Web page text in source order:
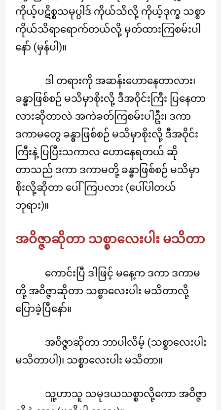
ကိုယ့်ပဋိစ္စသမုပ္ပါဒ် ကိုယ်သိလို့ ကိုယ့်ဒုက္ခ သစ္စာ
ကိုယ်သိရာရောက်တယ်လို့ မှတ်ထားကြစမ်းပါ
နော် (မှန်ပါ)။
ဒါ တရားကို အဆန်းဟောနေတာလား၊
ခန္ဓာဖြစ်စဉ် မသိမှာစိုးလို့ ဒီအဝိုင်းကြီး ပြနေတာ
လားဆိုတာလဲ အကဲခတ်ကြစမ်းပါဦး၊ ဒကာ
ဒကာမတွေ ခန္ဓာဖြစ်စဉ် မသိမှာစိုးလို့ ဒီအဝိုင်း
ကြီးနဲ့ ပြပြီးသကာလ ဟောနေရတယ် ဆို
တာသည် ဒကာ ဒကာမတို့ ခန္ဓာဖြစ်စဉ် မသိမှာ
စိုးလို့ဆိုတာ ပေါ်ကြပလား (ပေါ်ပါတယ်
ဘုရား)။
အဝိဇ္ဇာဆိုတာ သစ္စာလေးပါး မသိတာ
ကောင်းပြီ ဒါဖြင့် မနေ့က ဒကာ ဒကာမ
တို့ အဝိဇ္ဇာဆိုတာ သစ္စာလေးပါး မသိတာလို့
ပြောခဲ့ပြီနော်။
အဝိဇ္ဇာဆိုတာ ဘာပါလိမ့် (သစ္စာလေးပါး
မသိတာပါ)၊ သစ္စာလေးပါး မသိတာ။
သူ့ဟာသူ သမုဒယသစ္စာလို့ကော အဝိဇ္ဇာ